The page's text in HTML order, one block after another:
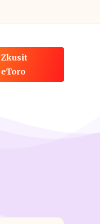
Zkusit
eToro